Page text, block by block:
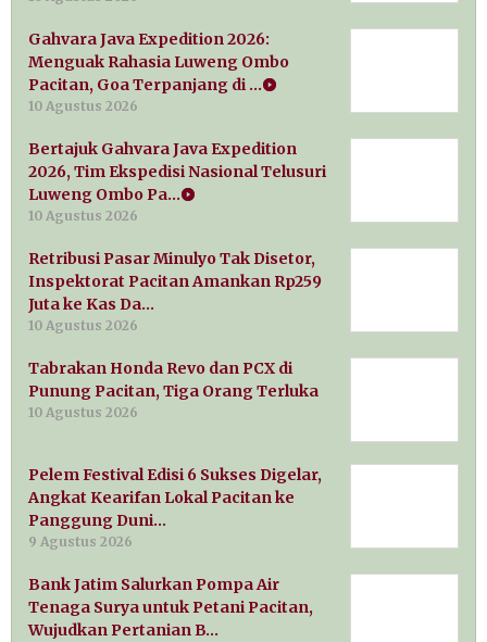
Gahvara Java Expedition 2026:
Menguak Rahasia Luweng Ombo
Pacitan, Goa Terpanjang di …
10 Agustus 2026
Bertajuk Gahvara Java Expedition
2026, Tim Ekspedisi Nasional Telusuri
Luweng Ombo Pa…
10 Agustus 2026
Retribusi Pasar Minulyo Tak Disetor,
Inspektorat Pacitan Amankan Rp259
Juta ke Kas Da…
10 Agustus 2026
Tabrakan Honda Revo dan PCX di
Punung Pacitan, Tiga Orang Terluka
10 Agustus 2026
Pelem Festival Edisi 6 Sukses Digelar,
Angkat Kearifan Lokal Pacitan ke
Panggung Duni…
9 Agustus 2026
Bank Jatim Salurkan Pompa Air
Tenaga Surya untuk Petani Pacitan,
Wujudkan Pertanian B…